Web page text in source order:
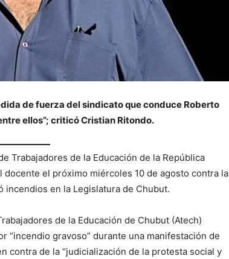
de fuerza del sindicato que conduce Roberto
ellos”; criticó Cristian Ritondo.
Trabajadores de la Educación de la República
el próximo miércoles 10 de agosto contra la
incendios en la Legislatura de Chubut.
de la Educación de Chubut (Atech)
“incendio gravoso” durante una manifestación de
contra de la “judicialización de la protesta social y